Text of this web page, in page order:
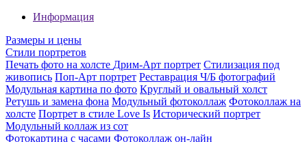
Информация
Размеры и цены
Стили портретов
Печать фото на холсте Дрим-Арт портрет Стилизация под
живопись Поп-Арт портрет Реставрация Ч/Б фотографий
Модульная картина по фото Круглый и овальный холст
Ретушь и замена фона Модульный фотоколлаж Фотоколлаж на
холсте Портрет в стиле Love Is Исторический портрет
Модульный коллаж из сот
Фотокартина с часами Фотоколлаж он-лайн